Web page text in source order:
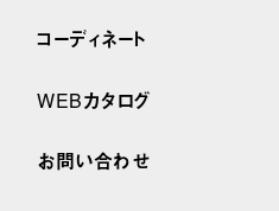
コーディネート
WEBカタログ
お問い合わせ